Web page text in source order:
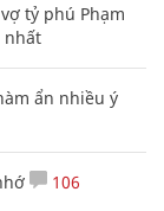
tỷ phú Phạm
nhất
ẩn nhiều ý
106